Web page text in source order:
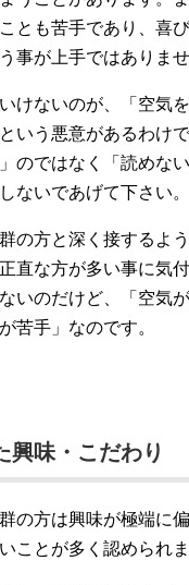
とも苦手であり、喜
事が上手ではありませ
けないのが、「空気
いう悪意があるわけ
のではなく「読めな
ないであげて下さい。
の方と深く接するよ
直な方が多い事に気
いのだけど、「空気が
苦手」なのです。
興味・こだわり
の方は興味が極端に
ことが多く認められま